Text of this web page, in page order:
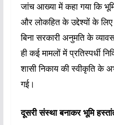
जांच आख्या में कहा गया कि
और लोकहित के उद्देश्यों के
बिना सरकारी अनुमति के
ही कई मामलों में प्रतिस्पर्धी
शासी निकाय की स्वीकृति के
गई।
दूसरी संस्था बनाकर भूमि